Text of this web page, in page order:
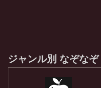
ジャンル別 なぞなぞ